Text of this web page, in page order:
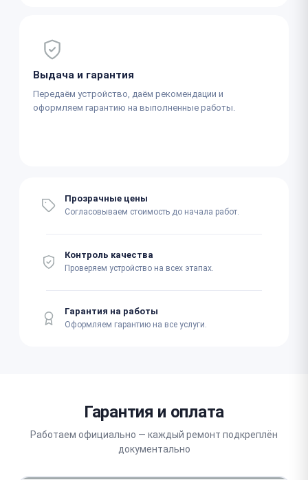
Выдача и гарантия
Передаём устройство, даём рекомендации и
оформляем гарантию на выполненные работы.
Прозрачные цены
Согласовываем стоимость до начала работ.
Контроль качества
Проверяем устройство на всех этапах.
Гарантия на работы
Оформляем гарантию на все услуги.
Гарантия и оплата
Работаем официально — каждый ремонт подкреплён
документально